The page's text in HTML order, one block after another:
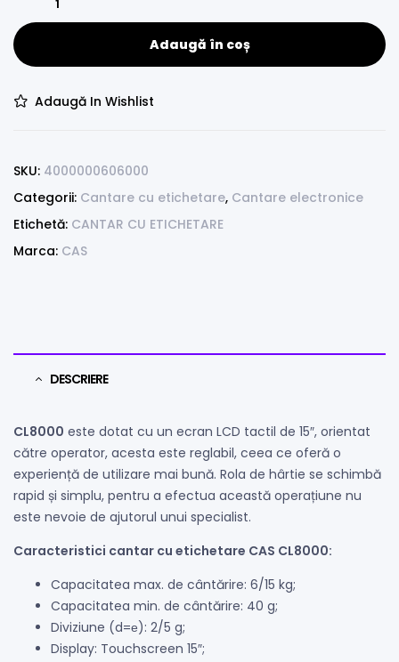
Adaugă în coș
Adaugă In Wishlist
SKU: 4000000606000
Categorii: Cantare cu etichetare, Cantare electronice
Etichetă: CANTAR CU ETICHETARE
Marca: CAS
DESCRIERE
CL8000 este dotat cu un ecran LCD tactil de 15″, orientat
către operator, acesta este reglabil, ceea ce oferă o
experiență de utilizare mai bună. Rola de hârtie se schimbă
rapid și simplu, pentru a efectua această operațiune nu
este nevoie de ajutorul unui specialist.
Caracteristici cantar cu etichetare CAS CL8000:
Capacitatea max. de cântărire: 6/15 kg;
Capacitatea min. de cântărire: 40 g;
Diviziune (d=е): 2/5 g;
Display: Touchscreen 15″;